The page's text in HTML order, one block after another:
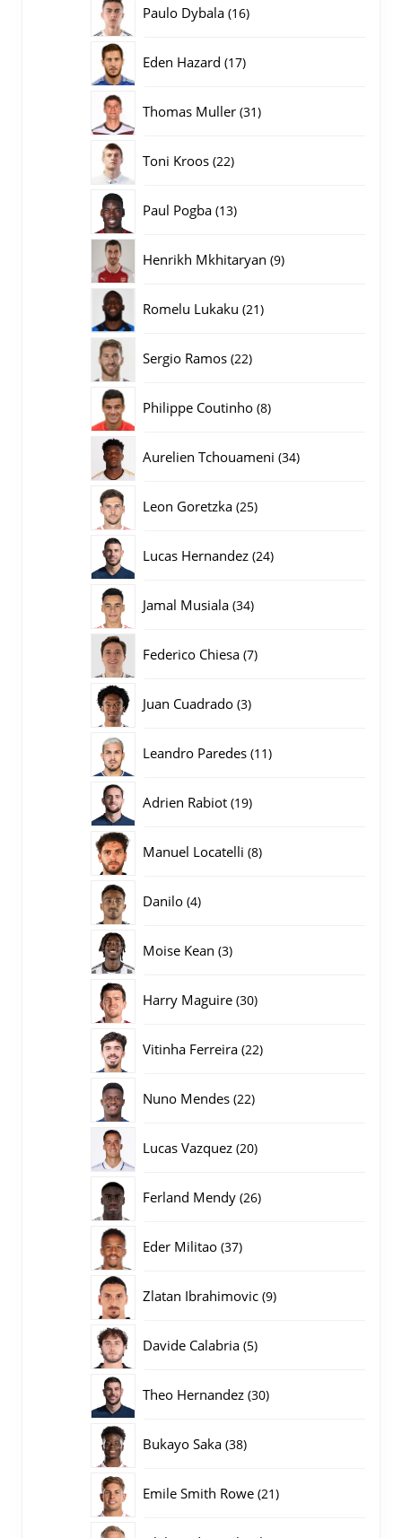
Paulo Dybala 1616
Eden Hazard 1717
Thomas Muller 3131
Toni Kroos 2222
Paul Pogba 1313
Henrikh Mkhitaryan 99
Romelu Lukaku 2121
Sergio Ramos 2222
Philippe Coutinho 88
Aurelien Tchouameni 3434
Leon Goretzka 2525
Lucas Hernandez 2424
Jamal Musiala 3434
Federico Chiesa 77
Juan Cuadrado 33
Leandro Paredes 1111
Adrien Rabiot 1919
Manuel Locatelli 88
Danilo 44
Moise Kean 33
Harry Maguire 3030
Vitinha Ferreira 2222
Nuno Mendes 2222
Lucas Vazquez 2020
Ferland Mendy 2626
Eder Militao 3737
Zlatan Ibrahimovic 99
Davide Calabria 55
Theo Hernandez 3030
Bukayo Saka 3838
Emile Smith Rowe 2121